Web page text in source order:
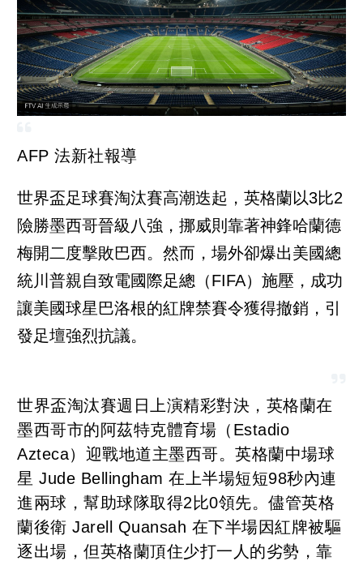
AFP 法新社報導
世界盃足球賽淘汰賽高潮迭起，英格蘭以3比2
險勝墨西哥晉級八強，挪威則靠著神鋒哈蘭德
梅開二度擊敗巴西。然而，場外卻爆出美國總
統川普親自致電國際足總（FIFA）施壓，成功
讓美國球星巴洛根的紅牌禁賽令獲得撤銷，引
發足壇強烈抗議。
世界盃淘汰賽週日上演精彩對決，英格蘭在
墨西哥市的阿茲特克體育場（Estadio
Azteca）迎戰地道主墨西哥。英格蘭中場球
星 Jude Bellingham 在上半場短短98秒內連
進兩球，幫助球隊取得2比0領先。儘管英格
蘭後衛 Jarell Quansah 在下半場因紅牌被驅
逐出場，但英格蘭頂住少打一人的劣勢，靠